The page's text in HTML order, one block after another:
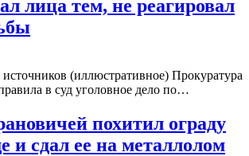
лица тем, не реагировал
(иллюстративное) Прокуратура
в суд уголовное дело по…
похитил ограду
и сдал ее на металлолом